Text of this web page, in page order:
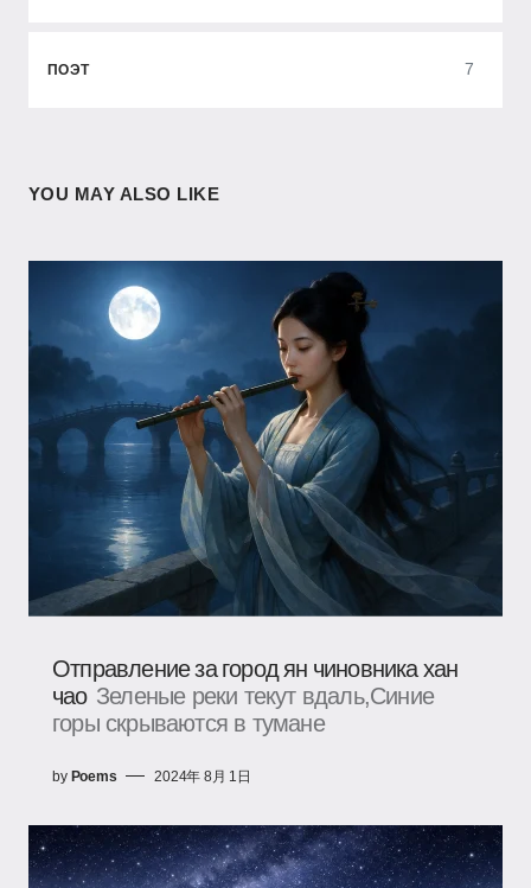
ПОЭТ 7
YOU MAY ALSO LIKE
Отправление за город ян чиновника хан
чао Зеленые реки текут вдаль,Синие
горы скрываются в тумане
by Poems 2024年 8月 1日